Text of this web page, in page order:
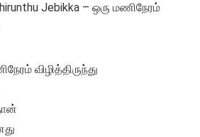
Jebikka – ஒரு மணிநேரம்
விழித்திருந்து